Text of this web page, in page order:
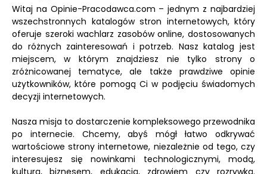
Witaj na Opinie-Pracodawca.com – jednym z najbardziej
wszechstronnych katalogów stron internetowych, który
oferuje szeroki wachlarz zasobów online, dostosowanych
do różnych zainteresowań i potrzeb. Nasz katalog jest
miejscem, w którym znajdziesz nie tylko strony o
zróżnicowanej tematyce, ale także prawdziwe opinie
użytkowników, które pomogą Ci w podjęciu świadomych
decyzji internetowych.
Nasza misja to dostarczenie kompleksowego przewodnika
po internecie. Chcemy, abyś mógł łatwo odkrywać
wartościowe strony internetowe, niezależnie od tego, czy
interesujesz się nowinkami technologicznymi, modą,
kulturą, biznesem, edukacją, zdrowiem czy rozrywką.